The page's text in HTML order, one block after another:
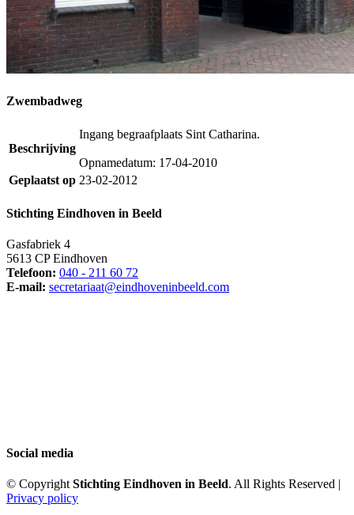
Zwembadweg
Beschrijving
Ingang begraafplaats Sint Catharina.
Opnamedatum: 17-04-2010
Geplaatst op 23-02-2012
Stichting Eindhoven in Beeld
Gasfabriek 4
5613 CP Eindhoven
Telefoon: 040 - 211 60 72
E-mail: secretariaat@eindhoveninbeeld.com
Social media
© Copyright Stichting Eindhoven in Beeld. All Rights Reserved |
Privacy policy